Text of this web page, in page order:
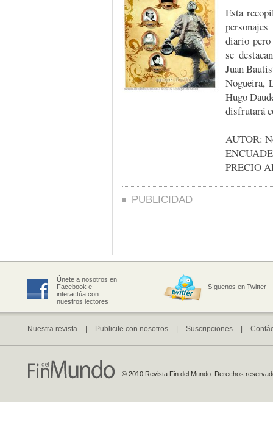
Esta
diario pero
se
Juan
Nogueira,
Hugo
disfrutará
AUTOR:
PRECIO
PUBLICIDAD
Únete a nosotros en
Facebook e
interactúa con
nuestros lectores
Síguenos en Twitter
Nuestra revista Publicite con nosotros Suscripciones
© 2010 Revista Fin del Mundo. Derechos